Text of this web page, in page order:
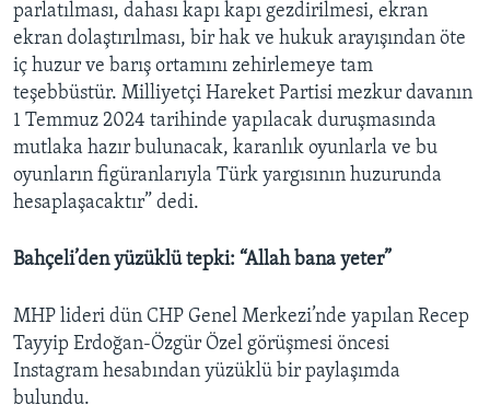
parlatılması, dahası kapı kapı gezdirilmesi, ekran
ekran dolaştırılması, bir hak ve hukuk arayışından öte
iç huzur ve barış ortamını zehirlemeye tam
teşebbüstür. Milliyetçi Hareket Partisi mezkur davanın
1 Temmuz 2024 tarihinde yapılacak duruşmasında
mutlaka hazır bulunacak, karanlık oyunlarla ve bu
oyunların figüranlarıyla Türk yargısının huzurunda
hesaplaşacaktır” dedi.
Bahçeli’den yüzüklü tepki: “Allah bana yeter”
MHP lideri dün CHP Genel Merkezi’nde yapılan Recep
Tayyip Erdoğan-Özgür Özel görüşmesi öncesi
Instagram hesabından yüzüklü bir paylaşımda
bulundu.